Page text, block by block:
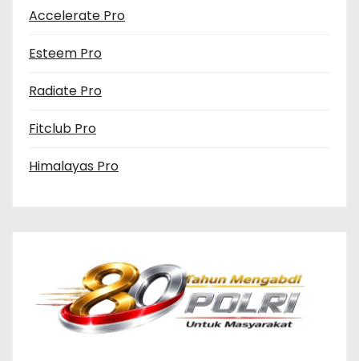
Accelerate Pro
Esteem Pro
Radiate Pro
Fitclub Pro
Himalayas Pro